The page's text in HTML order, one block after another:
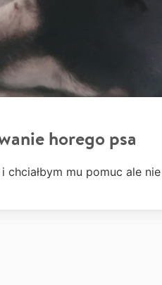
horego psa
chciałbym mu pomuc ale